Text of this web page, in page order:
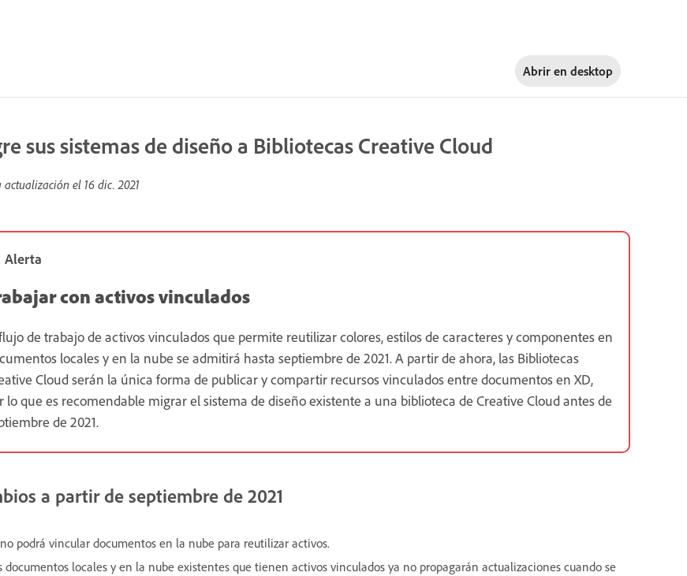
Abrir en desktop
sus sistemas de diseño a Bibliotecas Creative Cloud
actualización el 16 dic. 2021
Alerta
con activos vinculados
de trabajo de activos vinculados que permite reutilizar colores, estilos de caracteres y componentes en
locales y en la nube se admitirá hasta septiembre de 2021. A partir de ahora, las Bibliotecas
Cloud serán la única forma de publicar y compartir recursos vinculados entre documentos en XD,
lo que es recomendable migrar el sistema de diseño existente a una biblioteca de Creative Cloud antes de
de 2021.
a partir de septiembre de 2021
podrá vincular documentos en la nube para reutilizar activos.
documentos locales y en la nube existentes que tienen activos vinculados ya no propagarán actualizaciones cuando se